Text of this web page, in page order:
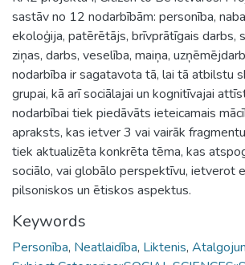
sastāv no 12 nodarbībām: personība,
ekoloģija, patērētājs, brīvprātīgais darbs,
ziņas, darbs, veselība, maiņa,
nodarbība ir sagatavota tā, lai tā atbilstu
grupai, kā arī sociālajai un kognitīvajai
nodarbībai tiek piedāvāts ieteicamais
apraksts, kas ietver 3 vai vairāk
tiek aktualizēta konkrēta tēma, kas
sociālo, vai globālo perspektīvu, ietverot
pilsoniskos un ētiskos aspektus.
Keywords
Personība, Neatlaidība, Liktenis,